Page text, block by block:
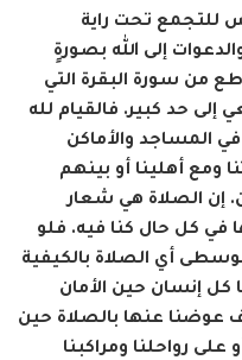
للتجمع تحت راية
إلى الله بصورةٍ
من سورة البقرة التي
إلى حد كبير. فالقيام لله
المساجد والأماكن
ومع أهلينا أو بينهم
إن الصلاة هي شعار
في كل حال كنا فيه. فلو
أي الصلاة بالكيفية
كل إنسان حين الأمان
عوضنا عنها بالصلاة حين
على رواحلنا ومراكبنا